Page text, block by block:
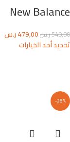
New Balance
549,00ر.س479,00ر.س
تحديد أحد الخيارات
-28%